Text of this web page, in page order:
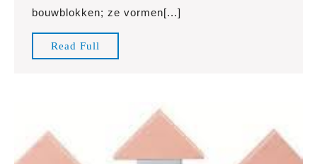
bouwblokken; ze vormen[...]
Read Full
Full